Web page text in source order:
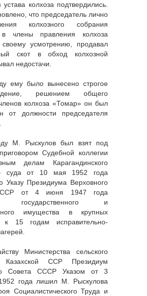
колхоза подтвердились.
что председатель лично
колхозного собрания
в члены правления колхоза
усмотрению, продавал
скот в обход колхозной
недостачи.
ему было вынесено строгое
решением общего
колхоза «Томар» он был
от должности председателя
М. Рыскулов был взят под
Судебной коллегии
делам Карагандинского
суда от 10 мая 1952 года
Указу Президиума Верховного
от 4 июня 1947 года
государственного и
имущества в крупных
к 15 годам исправительно-
Министерства сельского
Казахской ССР Президиум
Совета СССР Указом от 3
года лишил М. Рыскулова
Социалистического Труда и